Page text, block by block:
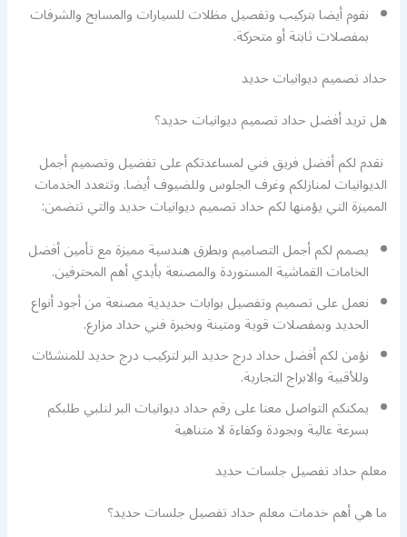
نقوم أيضا بتركيب وتفصيل مظلات للسيارات والمسابح والشرفات
بمفصلات ثابتة أو متحركة.
حداد تصميم ديوانيات حديد
هل تريد أفضل حداد تصميم ديوانيات حديد؟
نقدم لكم أفضل فريق فني لمساعدتكم على تفضيل وتصميم أجمل
الديوانيات لمنازلكم وغرف الجلوس وللضيوف أيضا. وتتعدد الخدمات
المميزة التي يؤمنها لكم حداد تصميم ديوانيات حديد والتي تتضمن:
يصمم لكم أجمل التصاميم وبطرق هندسية مميزة مع تأمين أفضل
الخامات القماشية المستوردة والمصنعة بأيدي أهم المحترفين.
نعمل على تصميم وتفصيل بوابات حديدية مصنعة من أجود أنواع
الحديد وبمفصلات قوية ومتينة وبخبرة فني حداد مزارع.
نؤمن لكم أفضل حداد درج حديد البر لتركيب درج حديد للمنشئات
وللأقبية والابراج التجارية.
يمكنكم التواصل معنا على رقم حداد ديوانيات البر لنلبي طلبكم
بسرعة عالية وبجودة وكفاءة لا متناهية
معلم حداد تفصيل جلسات حديد
ما هي أهم خدمات معلم حداد تفصيل جلسات حديد؟